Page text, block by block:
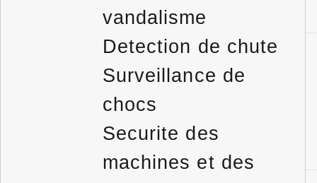
vandalisme
Detection de chute
Surveillance de
chocs
Securite des
machines et des